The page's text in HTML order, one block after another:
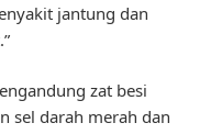
jantung dan
zat besi
sel darah merah dan